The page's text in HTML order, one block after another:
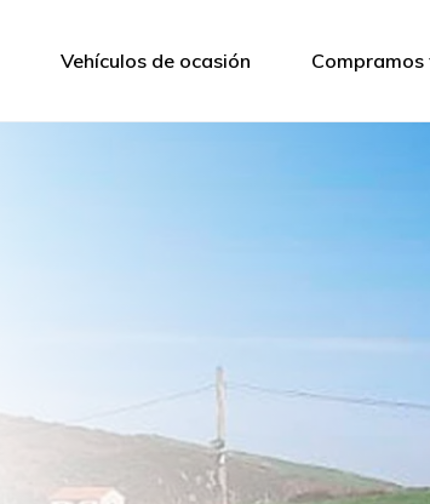
Vehículos de ocasión Compramos